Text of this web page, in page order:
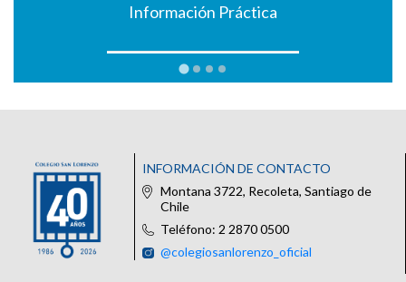
Información Práctica
INFORMACIÓN DE CONTACTO
Montana 3722, Recoleta, Santiago de
Chile
Teléfono: 2 2870 0500
@colegiosanlorenzo_oficial